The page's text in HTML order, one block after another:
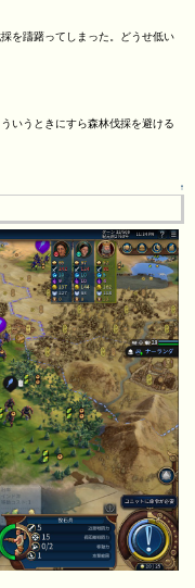
を躊躇ってしまった。どうせ低い
いうときにすら森林伐採を避ける
↑